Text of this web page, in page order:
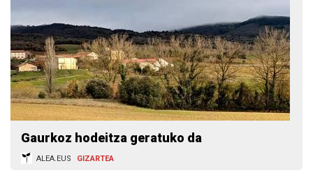
Gaurkoz hodeitza geratuko da
ALEA.EUS GIZARTEA